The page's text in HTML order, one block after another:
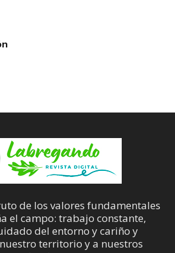
de los valores fundamentales
el campo: trabajo constante,
del entorno y cariño y
territorio y a nuestros